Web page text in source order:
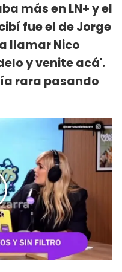
más en LN+ y el
fue el de Jorge
llamar Nico
y venite acá'.
rara pasando